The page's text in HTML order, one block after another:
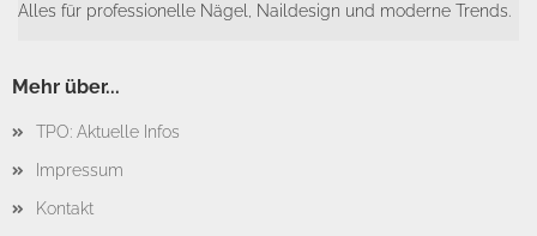
Alles für professionelle Nägel, Naildesign und moderne Trends.
Mehr über...
TPO: Aktuelle Infos
Impressum
Kontakt